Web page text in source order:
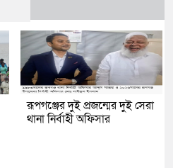
রূপগঞ্জের দুই প্রজন্মের দুই সেরা
থানা নির্বাহী অফিসার